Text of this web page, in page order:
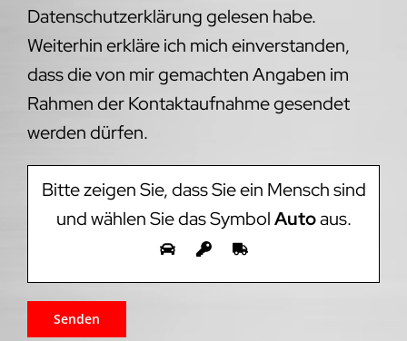
Datenschutzerklärung gelesen habe.
Weiterhin erkläre ich mich einverstanden,
dass die von mir gemachten Angaben im
Rahmen der Kontaktaufnahme gesendet
werden dürfen.
Bitte zeigen Sie, dass Sie ein Mensch sind
und wählen Sie das SymbolAutoaus.